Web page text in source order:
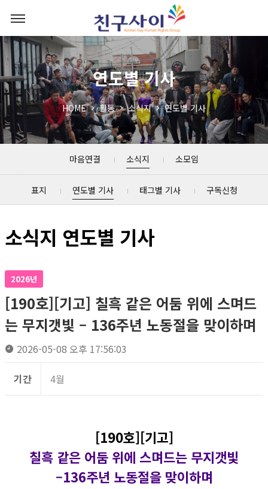
연도별 기사
HOME 활동 소식지 연도별 기사
마음연결 소식지 소모임
표지 연도별 기사 태그별 기사 구독신청
소식지 연도별 기사
2026년
[190호][기고] 칠흑 같은 어둠 위에 스며드
는 무지갯빛 – 136주년 노동절을 맞이하며
2026-05-08 오후 17:56:03
기간 4월
[190호][기고]
칠흑 같은 어둠 위에 스며드는 무지갯빛
–136주년 노동절을 맞이하며